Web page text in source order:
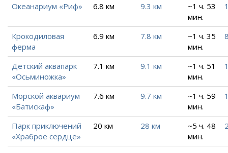
Океанариум «Риф» 6.8 км 9.3 км
~1 ч. 53
мин.
Крокодиловая
ферма
6.9 км 7.8 км
~1 ч. 35
мин.
Детский аквапарк
«Осьминожка»
7.1 км 9.1 км
~1 ч. 51
мин.
Морской аквариум
«Батискаф»
7.6 км 9.7 км
~1 ч. 59
мин.
Парк приключений
«Храброе сердце»
20 км 28 км
~5 ч. 48
мин.